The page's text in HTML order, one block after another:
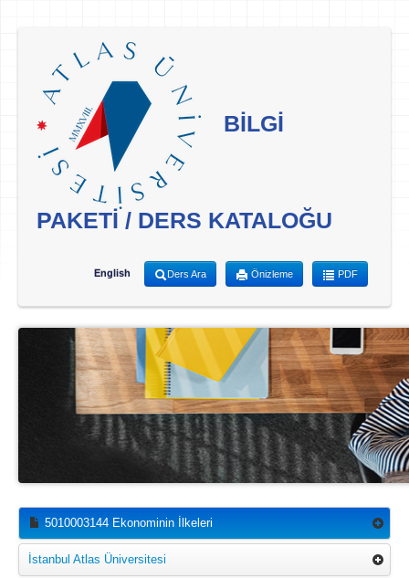
BİLGİ
PAKETİ / DERS KATALOĞU
English Ders Ara Önizleme PDF
5010003144 Ekonominin İlkeleri
İstanbul Atlas Üniversitesi